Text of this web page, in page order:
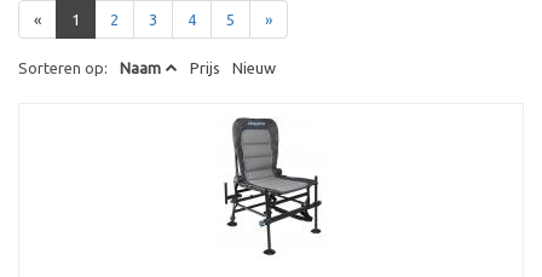
« 1 2 3 4 5 »
Sorteren op: Naam Prijs Nieuw